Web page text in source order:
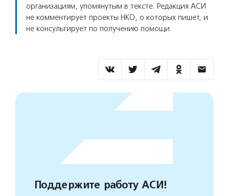
организациям, упомянутым в тексте. Редакция АСИ
не комментирует проекты НКО, о которых пишет, и
не консультирует по получению помощи.
Поддержите работу АСИ!